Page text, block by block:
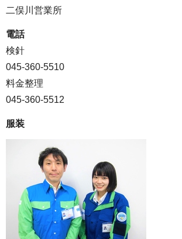
二俣川営業所
電話
検針
045-360-5510
料金整理
045-360-5512
服装